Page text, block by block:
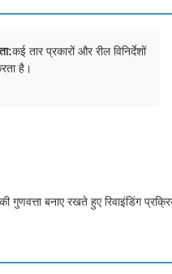
कई तार प्रकारों और रील विनिर्देशों
है।
गुणवत्ता बनाए रखते हुए रिवाइंडिंग